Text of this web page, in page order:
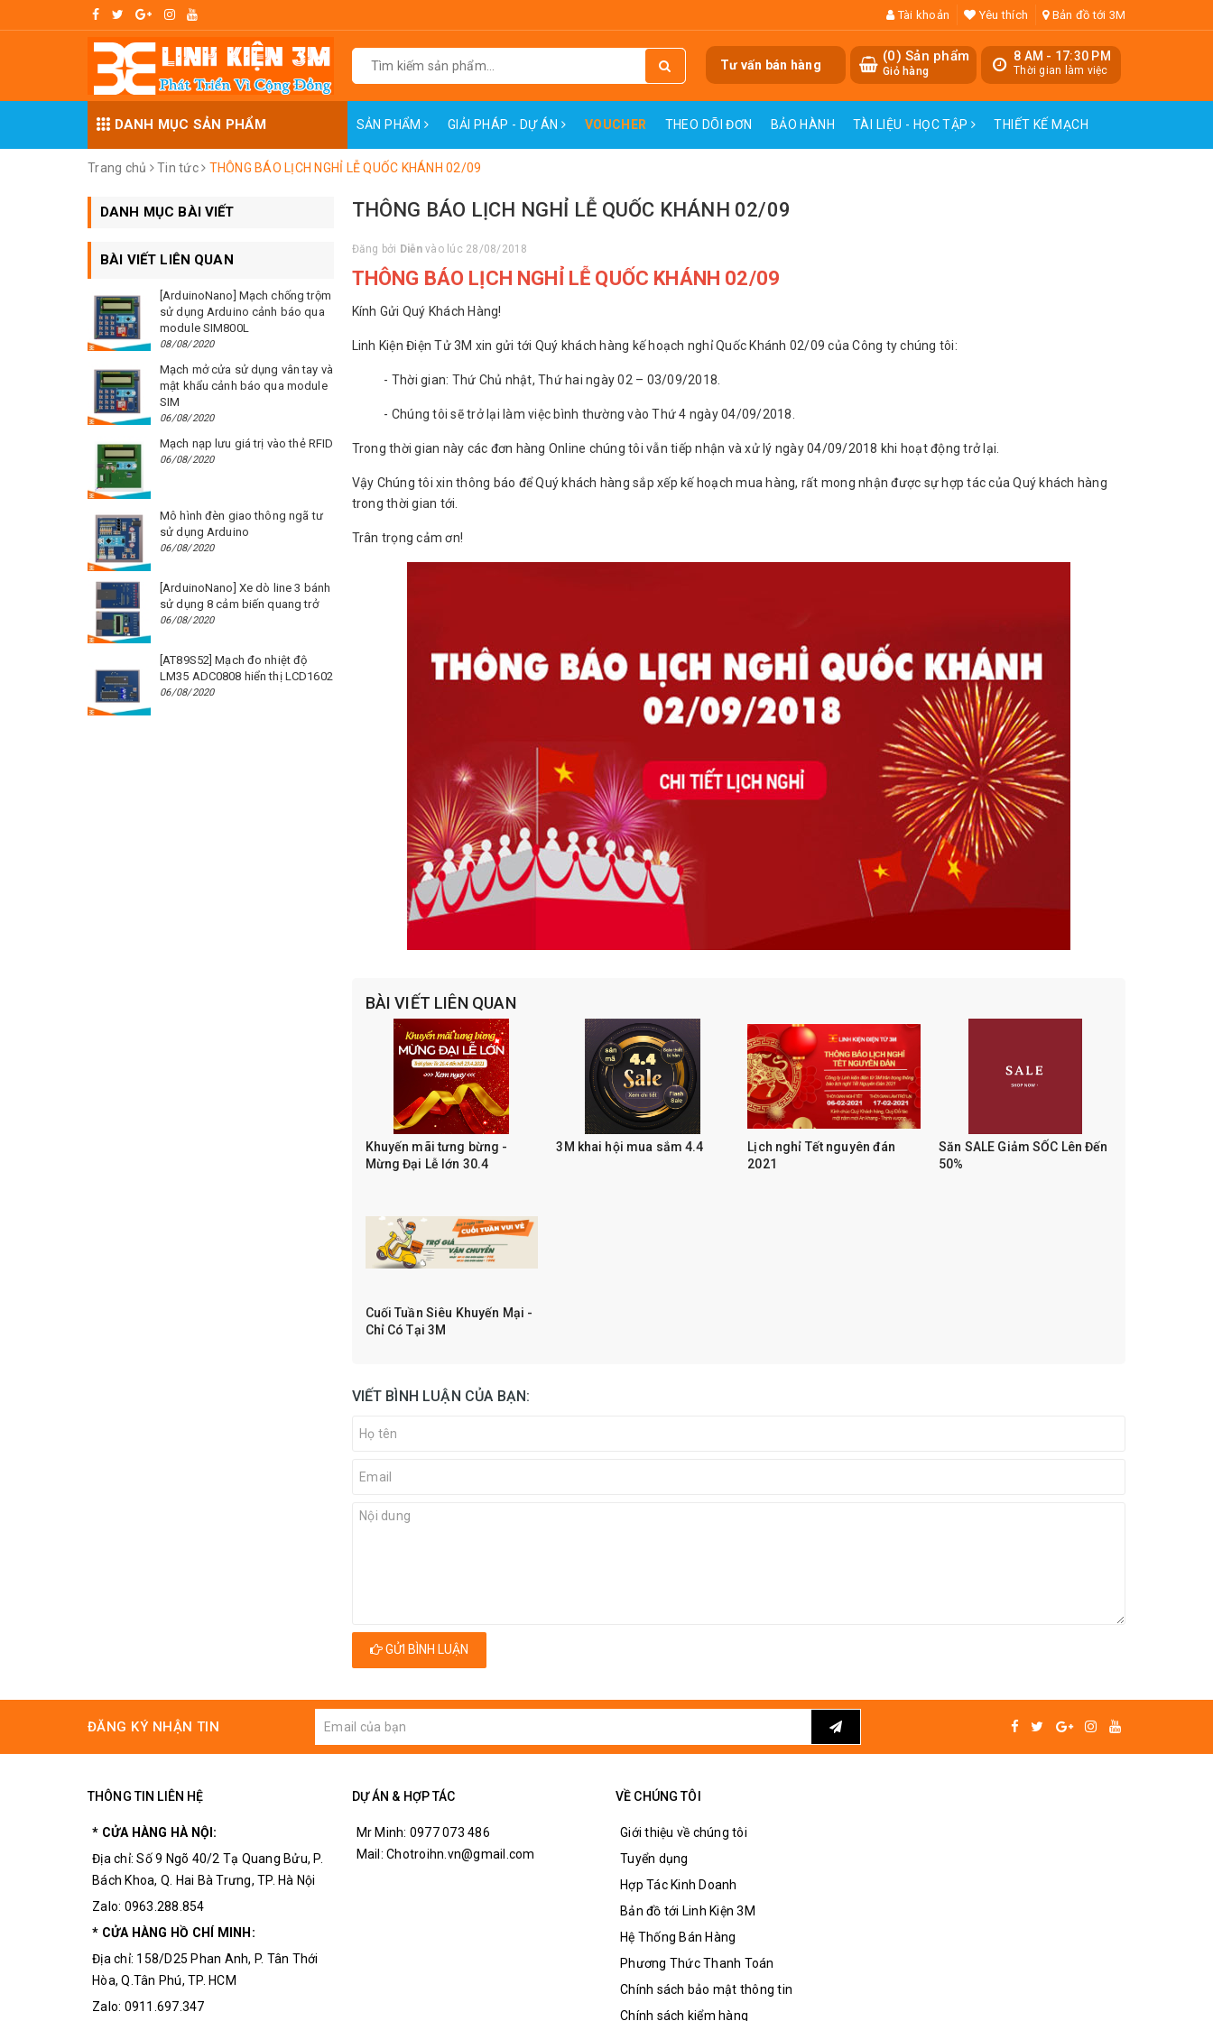
Tài khoản Yêu thích Bản đồ tới 3M
8 AM - 17:30 PM
Thời gian làm việc
(0) Sản phẩm
Giỏ hàng
Tư vấn bán hàng
DANH MỤC SẢN PHẨM SẢN PHẨM GIẢI PHÁP - DỰ ÁN VOUCHER THEO DÕI ĐƠN BẢO HÀNH TÀI LIỆU - HỌC TẬP THIẾT KẾ MẠCH
Trang chủ Tin tức THÔNG BÁO LỊCH NGHỈ LỄ QUỐC KHÁNH 02/09
THÔNG BÁO LỊCH NGHỈ LỄ QUỐC KHÁNH 02/09
Đăng bởi Diễnvào lúc 28/08/2018
THÔNG BÁO LỊCH NGHỈ LỄ QUỐC KHÁNH 02/09
Kính Gửi Quý Khách Hàng!
Linh Kiện Điện Tử 3M xin gửi tới Quý khách hàng kế hoạch nghỉ Quốc Khánh 02/09 của Công ty chúng tôi:
- Thời gian: Thứ Chủ nhật, Thứ hai ngày 02 – 03/09/2018.
- Chúng tôi sẽ trở lại làm việc bình thường vào Thứ 4 ngày 04/09/2018.
Trong thời gian này các đơn hàng Online chúng tôi vẫn tiếp nhận và xử lý ngày 04/09/2018 khi hoạt động trở lại.
Vậy Chúng tôi xin thông báo để Quý khách hàng sắp xếp kế hoạch mua hàng, rất mong nhận được sự hợp tác của Quý khách hàng
trong thời gian tới.
Trân trọng cảm ơn!
BÀI VIẾT LIÊN QUAN
Khuyến mãi tưng bừng -
Mừng Đại Lễ lớn 30.4
3M khai hội mua sắm 4.4
Lịch nghỉ Tết nguyên đán
2021
Săn SALE Giảm SỐC Lên Đến
50%
Cuối Tuần Siêu Khuyến Mại -
Chỉ Có Tại 3M
VIẾT BÌNH LUẬN CỦA BẠN:
GỬI BÌNH LUẬN
DANH MỤC BÀI VIẾT
BÀI VIẾT LIÊN QUAN
[ArduinoNano] Mạch chống trộm
sử dụng Arduino cảnh báo qua
module SIM800L
08/08/2020
Mạch mở cửa sử dụng vân tay và
mật khẩu cảnh báo qua module
SIM
06/08/2020
Mạch nạp lưu giá trị vào thẻ RFID
06/08/2020
Mô hình đèn giao thông ngã tư
sử dụng Arduino
06/08/2020
[ArduinoNano] Xe dò line 3 bánh
sử dụng 8 cảm biến quang trở
06/08/2020
[AT89S52] Mạch đo nhiệt độ
LM35 ADC0808 hiển thị LCD1602
06/08/2020
ĐĂNG KÝ NHẬN TIN
THÔNG TIN LIÊN HỆ
* CỬA HÀNG HÀ NỘI:
Địa chỉ: Số 9 Ngõ 40/2 Tạ Quang Bửu, P.
Bách Khoa, Q. Hai Bà Trưng, TP. Hà Nội
Zalo: 0963.288.854
* CỬA HÀNG HỒ CHÍ MINH:
Địa chỉ: 158/D25 Phan Anh, P. Tân Thới
Hòa, Q.Tân Phú, TP. HCM
Zalo: 0911.697.347
DỰ ÁN & HỢP TÁC
Mr Minh: 0977 073 486
Mail: Chotroihn.vn@gmail.com
VỀ CHÚNG TÔI
Giới thiệu về chúng tôi
Tuyển dụng
Hợp Tác Kinh Doanh
Bản đồ tới Linh Kiện 3M
Hệ Thống Bán Hàng
Phương Thức Thanh Toán
Chính sách bảo mật thông tin
Chính sách kiểm hàng